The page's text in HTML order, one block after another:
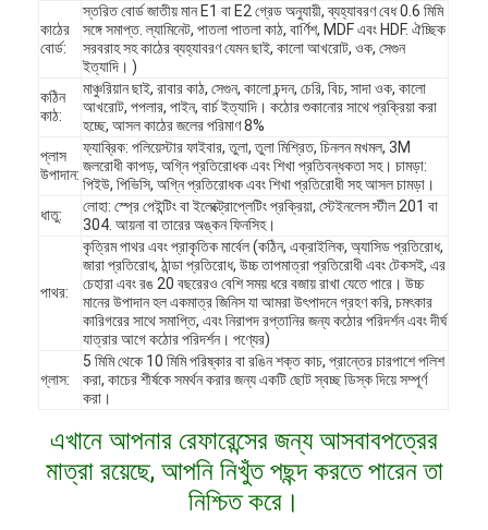
কাঠের
বোর্ড:
স্তরিত বোর্ড জাতীয় মান E1 বা E2 গ্রেড অনুযায়ী, ব্যহ্যাবরণ বেধ 0.6 মিমি
সঙ্গে সমাপ্ত. ল্যামিনেট, পাতলা পাতলা কাঠ, বার্ণিশ, MDF এবং HDF. ঐচ্ছিক
সরবরাহ সহ কাঠের ব্যহ্যাবরণ যেমন ছাই, কালো আখরোট, ওক, সেগুন
ইত্যাদি। )
কঠিন
কাঠ:
মাঞ্চুরিয়ান ছাই, রাবার কাঠ, সেগুন, কালো চন্দন, চেরি, বিচ, সাদা ওক, কালো
আখরোট, পপলার, পাইন, বার্চ ইত্যাদি। কঠোর শুকানোর সাথে প্রক্রিয়া করা
হচ্ছে, আসল কাঠের জলের পরিমাণ 8%
প্লাস
উপাদান:
ফ্যাব্রিক: পলিয়েস্টার ফাইবার, তুলা, তুলা মিশ্রিত, চিনলন মখমল, 3M
জলরোধী কাপড়, অগ্নি প্রতিরোধক এবং শিখা প্রতিবন্ধকতা সহ। চামড়া:
পিইউ, পিভিসি, অগ্নি প্রতিরোধক এবং শিখা প্রতিরোধী সহ আসল চামড়া।
ধাতু:
লোহা: স্প্রে পেইন্টিং বা ইলেক্ট্রোপ্লেটিং প্রক্রিয়া, স্টেইনলেস স্টীল 201 বা
304. আয়না বা তারের অঙ্কন ফিনসিহ।
পাথর:
কৃত্রিম পাথর এবং প্রাকৃতিক মার্বেল (কঠিন, এক্রাইলিক, অ্যাসিড প্রতিরোধ,
জারা প্রতিরোধ, ঠান্ডা প্রতিরোধ, উচ্চ তাপমাত্রা প্রতিরোধী এবং টেকসই, এর
চেহারা এবং রঙ 20 বছরেরও বেশি সময় ধরে বজায় রাখা যেতে পারে। উচ্চ
মানের উপাদান হল একমাত্র জিনিস যা আমরা উৎপাদনে গ্রহণ করি, চমৎকার
কারিগরের সাথে সমাপ্তি, এবং নিরাপদ রপ্তানির জন্য কঠোর পরিদর্শন এবং দীর্ঘ
যাত্রার আগে কঠোর পরিদর্শন। পণ্যের)
গ্লাস:
5 মিমি থেকে 10 মিমি পরিষ্কার বা রঙিন শক্ত কাচ, প্রান্তের চারপাশে পলিশ
করা, কাচের শীর্ষকে সমর্থন করার জন্য একটি ছোট স্বচ্ছ ডিস্ক দিয়ে সম্পূর্ণ
করা।
এখানে আপনার রেফারেন্সের জন্য আসবাবপত্রের
মাত্রা রয়েছে, আপনি নিখুঁত পছন্দ করতে পারেন তা
নিশ্চিত করে।